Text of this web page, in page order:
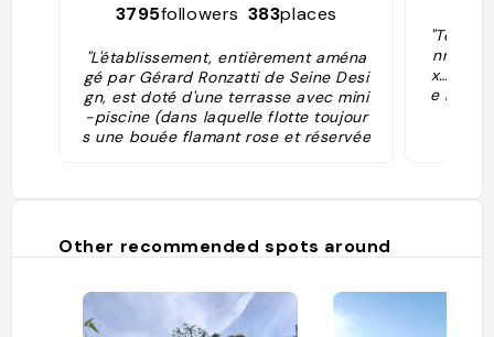
3795followers 383places
"L'établissement, entièrement aména
gé par Gérard Ronzatti de Seine Desi
gn, est doté d'une terrasse avec mini
-piscine (dans laquelle flotte toujour
s une bouée flamant rose et réservée
"Testé
nne,
x…
e
Other recommended spots around